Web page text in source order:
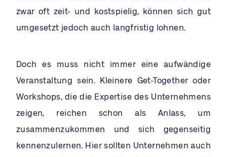
zwar oft zeit- und kostspielig, können sich gut
umgesetzt jedoch auch langfristig lohnen.
Doch es muss nicht immer eine aufwändige
Veranstaltung sein. Kleinere Get-Together oder
Workshops, die die Expertise des Unternehmens
zeigen, reichen schon als Anlass, um
zusammenzukommen und sich gegenseitig
kennenzulernen. Hier sollten Unternehmen auch